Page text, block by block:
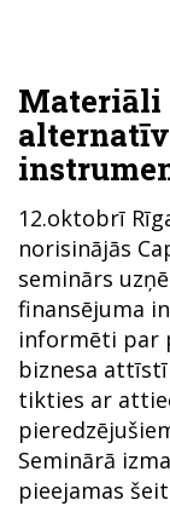
Materiāli
12.oktobrī
norisinājās
seminārs
finansējuma
informēti par
biznesa
tikties ar
Seminārā
pieejamas